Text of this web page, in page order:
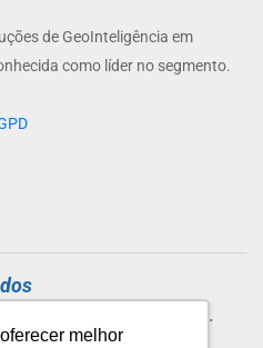
melhor
de GeoInteligência em
como líder no segmento.
São José dos Campos.